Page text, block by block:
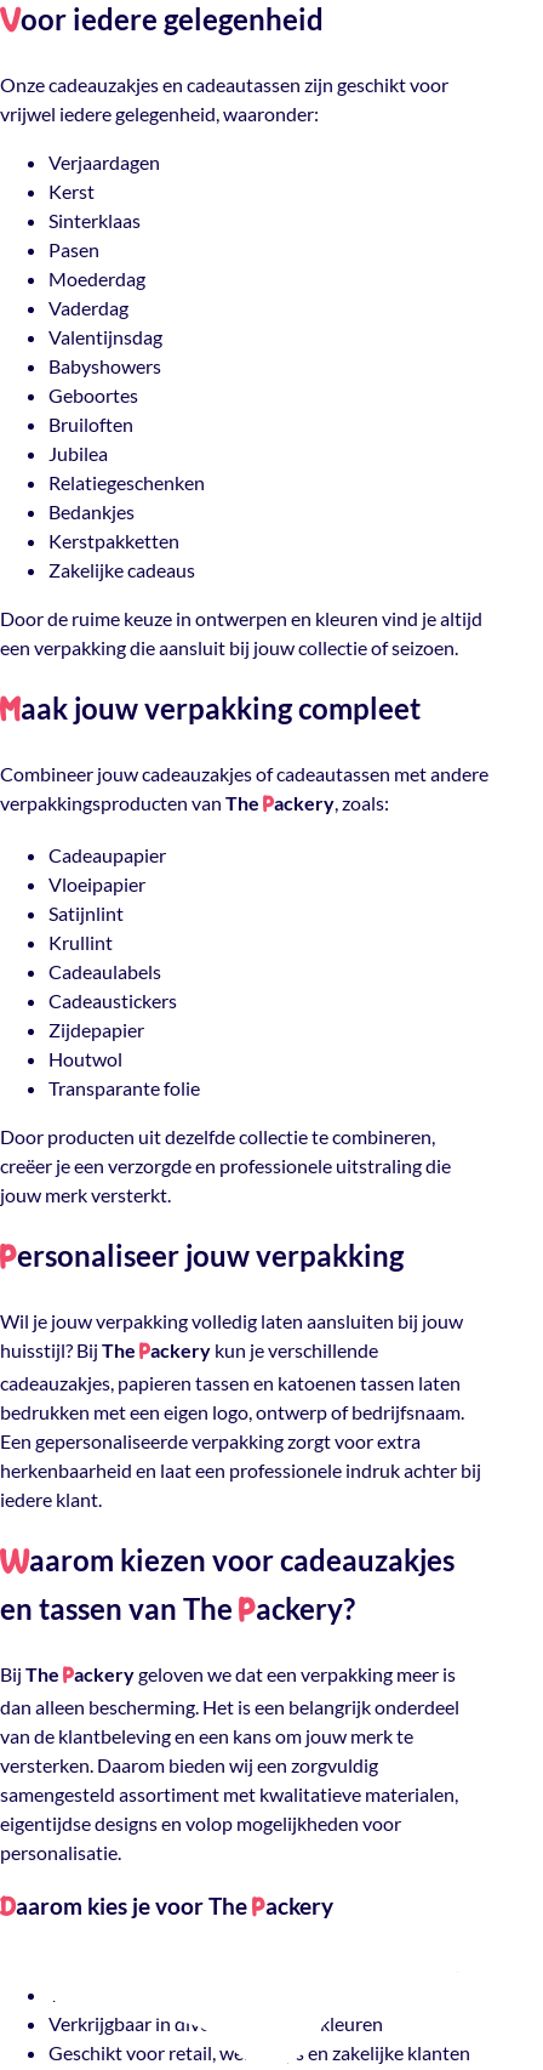
Voor iedere gelegenheid
Onze cadeauzakjes en cadeautassen zijn geschikt voor
vrijwel iedere gelegenheid, waaronder:
Verjaardagen
Kerst
Sinterklaas
Pasen
Moederdag
Vaderdag
Valentijnsdag
Babyshowers
Geboortes
Bruiloften
Jubilea
Relatiegeschenken
Bedankjes
Kerstpakketten
Zakelijke cadeaus
Door de ruime keuze in ontwerpen en kleuren vind je altijd
een verpakking die aansluit bij jouw collectie of seizoen.
Maak jouw verpakking compleet
Combineer jouw cadeauzakjes of cadeautassen met andere
verpakkingsproducten van The Packery, zoals:
Cadeaupapier
Vloeipapier
Satijnlint
Krullint
Cadeaulabels
Cadeaustickers
Zijdepapier
Houtwol
Transparante folie
Door producten uit dezelfde collectie te combineren,
creëer je een verzorgde en professionele uitstraling die
jouw merk versterkt.
Personaliseer jouw verpakking
Wil je jouw verpakking volledig laten aansluiten bij jouw
huisstijl? Bij The Packery kun je verschillende
cadeauzakjes, papieren tassen en katoenen tassen laten
bedrukken met een eigen logo, ontwerp of bedrijfsnaam.
Een gepersonaliseerde verpakking zorgt voor extra
herkenbaarheid en laat een professionele indruk achter bij
iedere klant.
Waarom kiezen voor cadeauzakjes
en tassen van The Packery?
Bij The Packerygeloven we dat een verpakking meer is
dan alleen bescherming. Het is een belangrijk onderdeel
van de klantbeleving en een kans om jouw merk te
versterken. Daarom bieden wij een zorgvuldig
samengesteld assortiment met kwalitatieve materialen,
eigentijdse designs en volop mogelijkheden voor
personalisatie.
Daarom kies je voor ThePackery
Verkrijgbaar in diverse maten en kleuren
Geschikt voor retail, webshops en zakelijke klanten